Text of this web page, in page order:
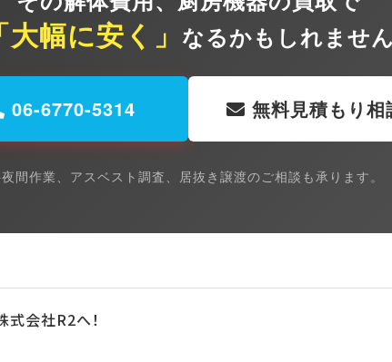
大幅に安く」 なるかもしれませ
06-6770-5314 無料見積もり相
間作業、アスベスト調査、居抜き譲渡のご相談も承ります。
会社R2へ！